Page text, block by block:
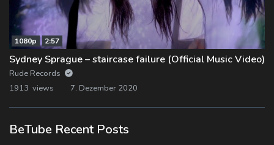
1080p 2:57
Sydney Sprague – staircase failure (Official Music Video)
Rude Records
1913 views
7. Dezember 2020
BeTube Recent Posts